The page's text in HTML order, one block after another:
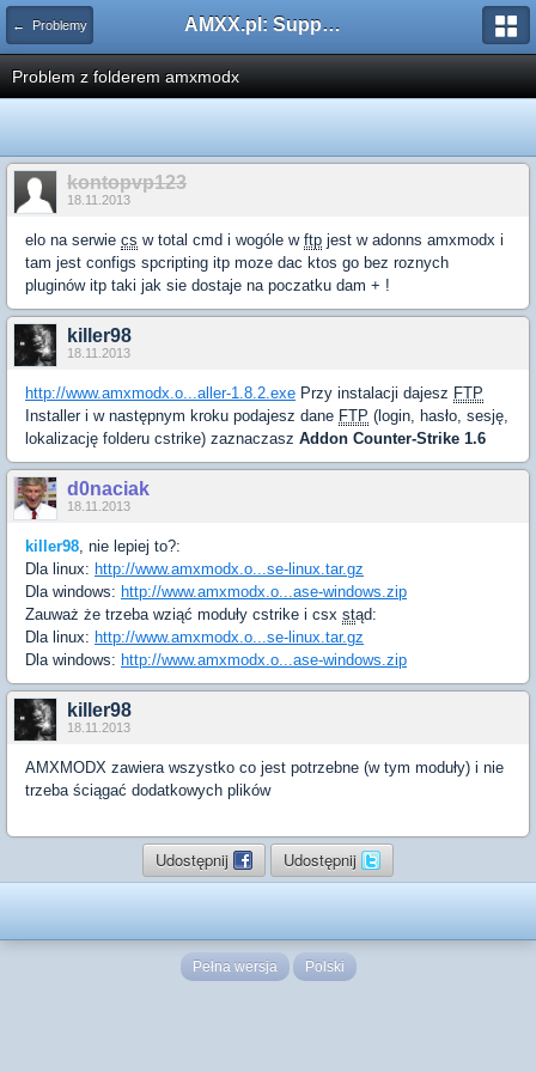
← Problemy AMXX.pl: Support AMX Mod X i SourceMod
Problem z folderem amxmodx
kontopvp123
18.11.2013
elo na serwie cs w total cmd i wogóle w ftp jest w adonns amxmodx i
tam jest configs spcripting itp moze dac ktos go bez roznych
pluginów itp taki jak sie dostaje na poczatku dam + !
killer98
18.11.2013
http://www.amxmodx.o...aller-1.8.2.exe Przy instalacji dajesz FTP
Installer i w następnym kroku podajesz dane FTP (login, hasło, sesję,
lokalizację folderu cstrike) zaznaczasz Addon Counter-Strike 1.6
d0naciak
18.11.2013
killer98, nie lepiej to?:
Dla linux: http://www.amxmodx.o...se-linux.tar.gz
Dla windows: http://www.amxmodx.o...ase-windows.zip
Zauważ że trzeba wziąć moduły cstrike i csx stąd:
Dla linux: http://www.amxmodx.o...se-linux.tar.gz
Dla windows: http://www.amxmodx.o...ase-windows.zip
killer98
18.11.2013
AMXMODX zawiera wszystko co jest potrzebne (w tym moduły) i nie
trzeba ściągać dodatkowych plików
Udostępnij Udostępnij
Pełna wersja Polski